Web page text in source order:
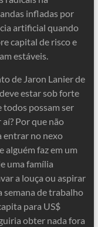
infladas por
artificial quando
capital de risco e
estáveis.
de Jaron Lanier de
estar sob forte
possam ser
Por que não
entrar no nexo
alguém faz em um
uma família
a louça ou aspirar
semana de trabalho
para US$
obter nada fora